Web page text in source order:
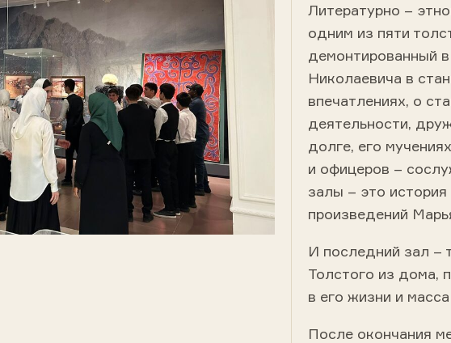
Литературно –
одним из пяти
демонтированный
Николаевича в
впечатлениях, о
деятельности,
долге, его
и офицеров –
залы – это
произведений
И последний зал –
Толстого из дома,
в его жизни и
После окончания